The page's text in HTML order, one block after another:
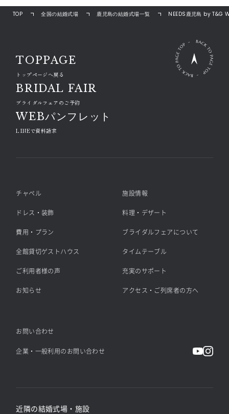
TOP 全国の結婚式場 鹿児島の結婚式場一覧 NEEDS鹿児島 by T&G
TOPPAGE
トップページへ戻る
BRIDAL FAIR
ブライダルフェアのご予約
WEBパンフレット
LINEで資料請求
チャペル 施設情報
ドレス・装飾 料理・デザート
費用・プラン ブライダルフェアについて
全館貸切ゲストハウス タイムテーブル
ご利用者様の声 充実のサポート
お知らせ アクセス・ご列席者の方へ
お問い合わせ
企業・一般利用のお問い合わせ
近隣の結婚式場・施設